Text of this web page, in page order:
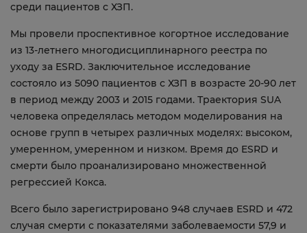
среди пациентов с ХЗП.
Мы провели проспективное когортное исследование
из 13-летнего многодисциплинарного реестра по
уходу за ESRD. Заключительное исследование
состояло из 5090 пациентов с ХЗП в возрасте 20-90 лет
в период между 2003 и 2015 годами. Траектория SUA
человека определялась методом моделирования на
основе групп в четырех различных моделях: высоком,
умеренном, умеренном и низком. Время до ESRD и
смерти было проанализировано множественной
регрессией Кокса.
Всего было зарегистрировано 948 случаев ESRD и 472
случая смерти с показателями заболеваемости 57,9 и